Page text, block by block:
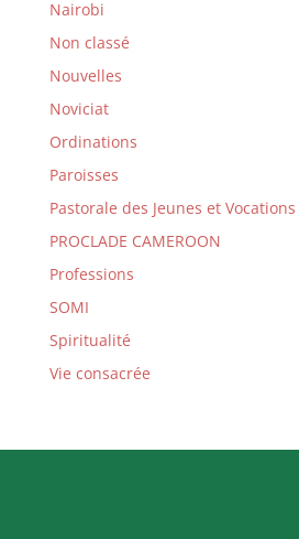
Nairobi
Non classé
Nouvelles
Noviciat
Ordinations
Paroisses
Pastorale des Jeunes et Vocations
PROCLADE CAMEROON
Professions
SOMI
Spiritualité
Vie consacrée